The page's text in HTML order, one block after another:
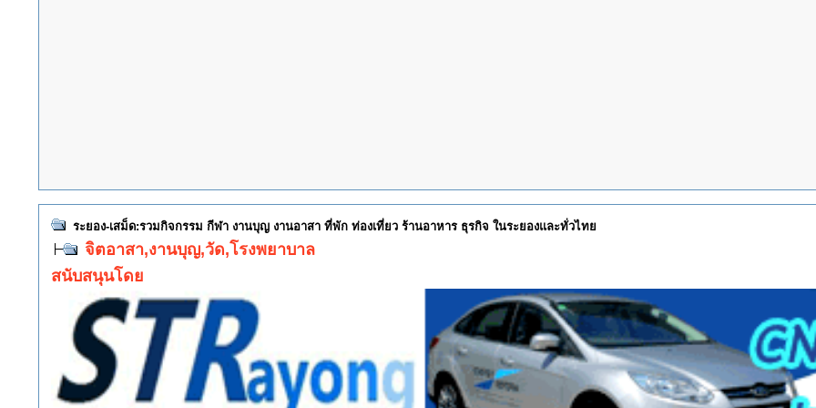
ระยอง-เสม็ด:รวมกิจกรรม กีฬา งานบุญ งานอาสา ที่พัก ท่องเที่ยว ร้านอาหาร ธุรกิจ ในระยองและทั่วไทย
จิตอาสา,งานบุญ,วัด,โรงพยาบาล
สนับสนุนโดย